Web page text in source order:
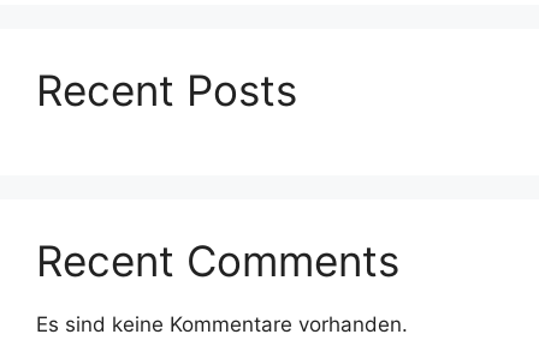
Recent Posts
Recent Comments
Es sind keine Kommentare vorhanden.